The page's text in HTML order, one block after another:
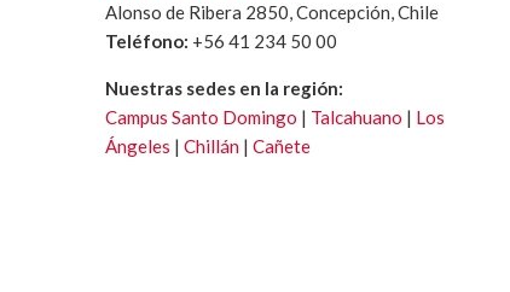
Alonso de Ribera 2850, Concepción, Chile
Teléfono: +56 41 234 50 00
Nuestras sedes en la región:
Campus Santo Domingo | Talcahuano | Los
Ángeles | Chillán | Cañete